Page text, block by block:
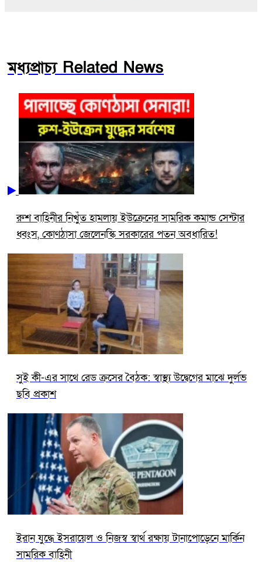
মধ্যপ্রাচ্য Related News
রুশ বাহিনীর নিখুঁত হামলায় ইউক্রেনের সামরিক কমান্ড সেন্টার
ধ্বংস, কোণঠাসা জেলেনস্কি সরকারের পতন অবধারিত!
সুই কী-এর সাথে রেড ক্রসের বৈঠক: স্বাস্থ্য উদ্বেগের মাঝে দুর্লভ
ছবি প্রকাশ
ইরান যুদ্ধে ইসরায়েল ও নিজস্ব স্বার্থ রক্ষায় টানাপোড়েনে মার্কিন
সামরিক বাহিনী